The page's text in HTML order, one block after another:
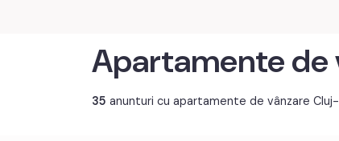
Apartamente de
35 anunturi cu apartamente de vânzare